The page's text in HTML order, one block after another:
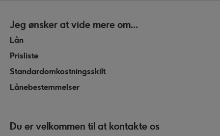
Jeg ønsker at vide mere om...
Lån
Prisliste
Standardomkostningsskilt
Lånebestemmelser
Du er velkommen til at kontakte os